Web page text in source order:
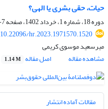
حیات، حقی بشری یا الهی؟
دوره 18، شماره 1، خرداد 1402، صفحه
7-35
10.22096/hr.2023.1971570.1520
میرسعید موسوی کریمی
مشاهده مقاله
اصل مقاله 1.14 M
مقالات آماده انتشار